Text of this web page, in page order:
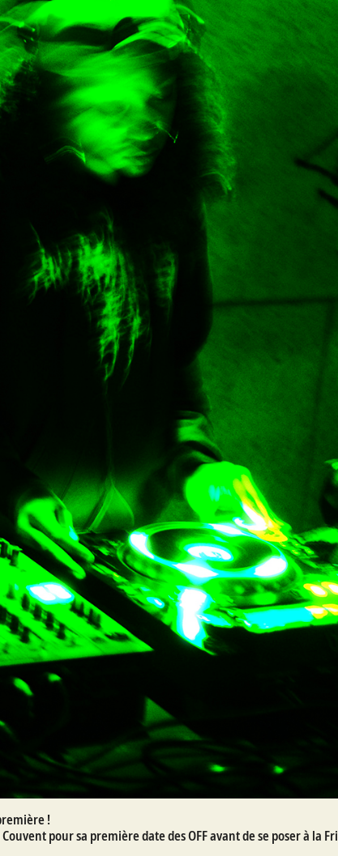
!
pour sa première date des OFF avant de se poser à la